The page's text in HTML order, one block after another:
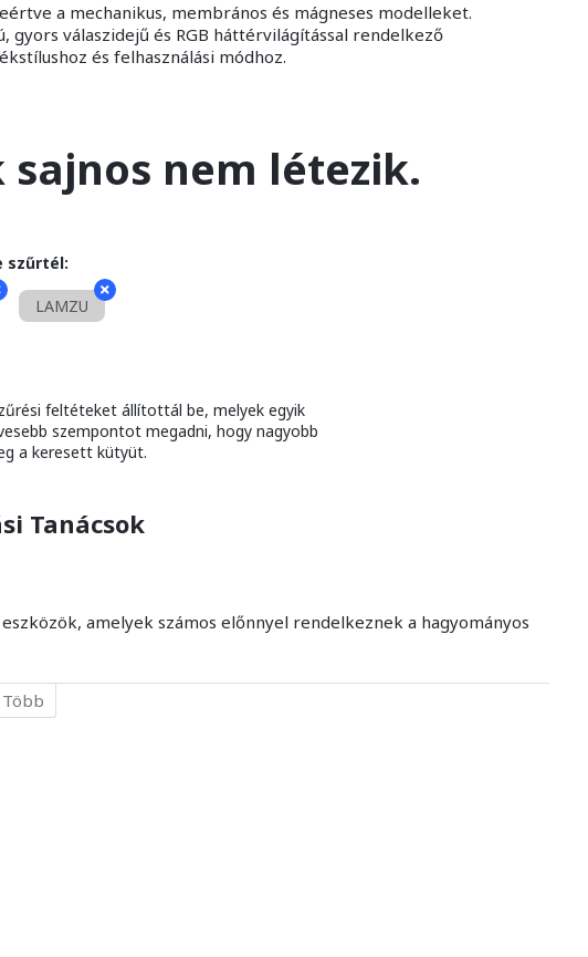
a mechanikus, membrános és mágneses modelleket.
válaszidejű és RGB háttérvilágítással rendelkező
és felhasználási módhoz.
nem létezik.
szűrtél:
LAMZU
feltéteket állítottál be, melyek egyik
szempontot megadni, hogy nagyobb
a keresett kütyüt.
Tanácsok
amelyek számos előnnyel rendelkeznek a hagyományos
Több